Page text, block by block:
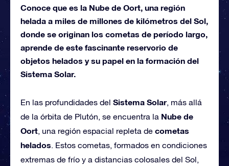
Conoce que es la Nube de Oort, una región
helada a miles de millones de kilómetros del Sol,
donde se originan los cometas de período largo,
aprende de este fascinante reservorio de
objetos helados y su papel en la formación del
Sistema Solar.
En las profundidades del Sistema Solar, más allá
de la órbita de Plutón, se encuentra la Nube de
Oort, una región espacial repleta de cometas
helados. Estos cometas, formados en condiciones
extremas de frío y a distancias colosales del Sol,